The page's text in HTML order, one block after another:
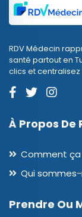
RDV Médecin
santé partout en
clics et
À Propos De
Comment ça
Qui
Prendre Ou